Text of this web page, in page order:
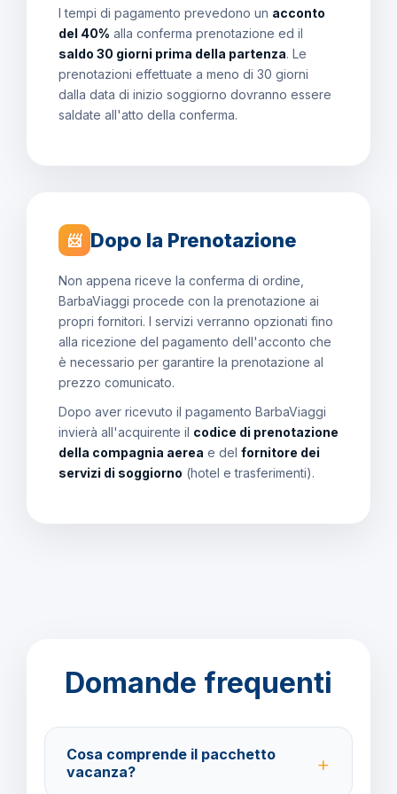
I tempi di pagamento prevedono un acconto
del 40% alla conferma prenotazione ed il
saldo 30 giorni prima della partenza. Le
prenotazioni effettuate a meno di 30 giorni
dalla data di inizio soggiorno dovranno essere
saldate all'atto della conferma.
📨 Dopo la Prenotazione
Non appena riceve la conferma di ordine,
BarbaViaggi procede con la prenotazione ai
propri fornitori. I servizi verranno opzionati fino
alla ricezione del pagamento dell'acconto che
è necessario per garantire la prenotazione al
prezzo comunicato.
Dopo aver ricevuto il pagamento BarbaViaggi
invierà all'acquirente il codice di prenotazione
della compagnia aerea e del fornitore dei
servizi di soggiorno (hotel e trasferimenti).
Domande frequenti
Cosa comprende il pacchetto
vacanza?